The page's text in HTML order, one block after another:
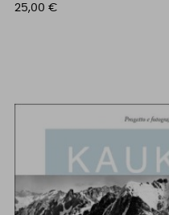
Prezzo
25,00 €